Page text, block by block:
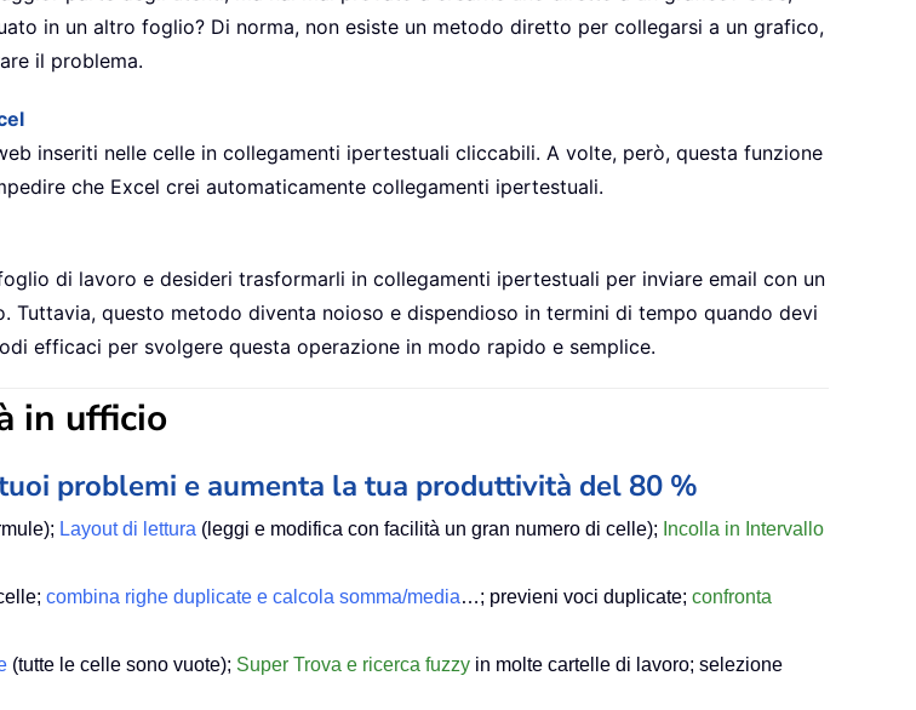
in un altro foglio? Di norma, non esiste un metodo diretto per collegarsi a un grafico,
il problema.
inseriti nelle celle in collegamenti ipertestuali cliccabili. A volte, però, questa funzione
che Excel crei automaticamente collegamenti ipertestuali.
di lavoro e desideri trasformarli in collegamenti ipertestuali per inviare email con un
Tuttavia, questo metodo diventa noioso e dispendioso in termini di tempo quando devi
efficaci per svolgere questa operazione in modo rapido e semplice.
in ufficio
problemi e aumenta la tua produttività del 80 %
Layout di lettura (leggi e modifica con facilità un gran numero di celle); Incolla in Intervallo
combina righe duplicate e calcola somma/media…; previeni voci duplicate; confronta
(tutte le celle sono vuote); Super Trova e ricerca fuzzy in molte cartelle di lavoro; selezione